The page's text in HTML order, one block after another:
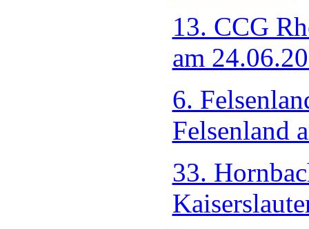
13. CCG
am
6.
Felsenland
33.